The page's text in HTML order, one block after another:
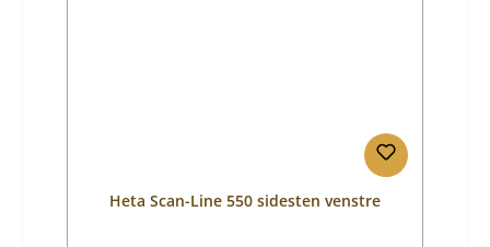
Heta Scan-Line 550 sidesten venstre